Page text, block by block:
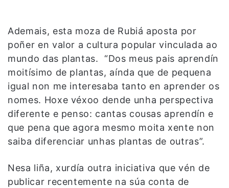
Ademais, esta moza de Rubiá aposta por
poñer en valor a cultura popular vinculada ao
mundo das plantas. “Dos meus pais aprendín
moitísimo de plantas, aínda que de pequena
igual non me interesaba tanto en aprender os
nomes. Hoxe véxoo dende unha perspectiva
diferente e penso: cantas cousas aprendín e
que pena que agora mesmo moita xente non
saiba diferenciar unhas plantas de outras”.
Nesa liña, xurdía outra iniciativa que vén de
publicar recentemente na súa conta de